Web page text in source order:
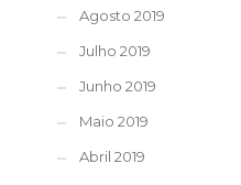
Agosto 2019
Julho 2019
Junho 2019
Maio 2019
Abril 2019